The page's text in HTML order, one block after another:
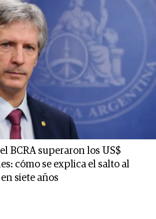
BCRA superaron los US$
cómo se explica el salto al
siete años